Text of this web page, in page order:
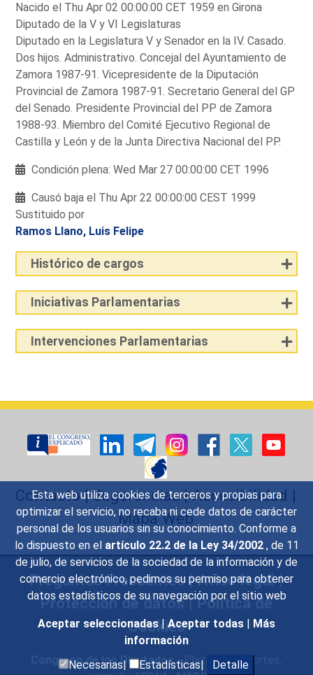
Esta web utiliza cookies de terceros y propias para
optimizar el servicio, no recaba ni cede datos de carácter
personal de los usuarios sin su conocimiento. Conforme a
lo dispuesto en el artículo 22.2 de la Ley 34/2002 , de 11
de julio, de servicios de la sociedad de la información y de
comercio electrónico, pedimos su permiso para obtener
datos estadísticos de su navegación por el sitio web
Aceptar seleccionadas | Aceptar todas | Más
información
Necesarias|
Estadísticas| Detalle
Nacido el Thu Apr 02 00:00:00 CET 1959 en Girona
Diputado de la V y VI Legislaturas
Diputado en la Legislatura V y Senador en la IV. Casado.
Dos hijos. Administrativo. Concejal del Ayuntamiento de
Zamora 1987-91. Vicepresidente de la Diputación
Provincial de Zamora 1987-91. Secretario General del GP
del Senado. Presidente Provincial del PP de Zamora
1988-93. Miembro del Comité Ejecutivo Regional de
Castilla y León y de la Junta Directiva Nacional del PP.
Condición plena: Wed Mar 27 00:00:00 CET 1996
Causó baja el Thu Apr 22 00:00:00 CEST 1999
Sustituido por
Ramos Llano, Luis Felipe
Histórico de cargos
Iniciativas Parlamentarias
Intervenciones Parlamentarias
Contacto|Sugerencias|Accesibilidad |
Mapa Web
Preguntas Frecuentes|Aviso legal|
Protección de datos|Política de
Cookies
Congreso de los Diputados- Plaza de las Cortes,